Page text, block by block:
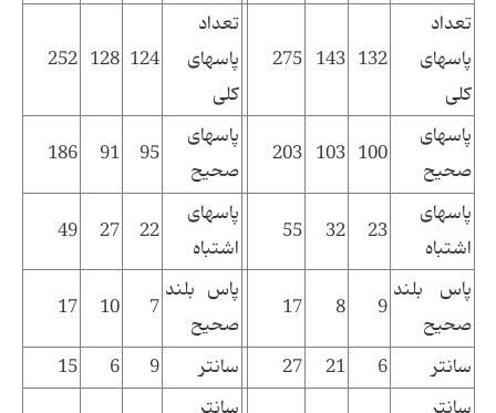
تعداد
پاسهای
كلی
132
143
275
تعداد
پاسهای
كلی
124
128
252
پاسهای
صحیح
100
103
203
پاسهای
صحیح
95
91
186
پاسهای
اشتباه
23
32
55
پاسهای
اشتباه
22
27
49
پاس بلند
صحیح
9
8
17
پاس بلند
صحیح
7
10
17
سانتر 6
21
27 سانتر 9
6
15